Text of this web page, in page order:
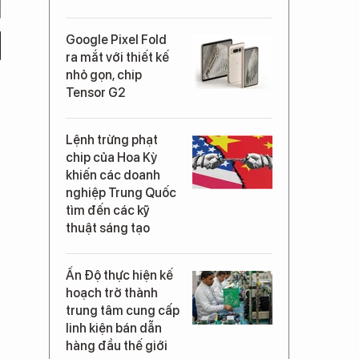
Google Pixel Fold
ra mắt với thiết kế
nhỏ gọn, chip
Tensor G2
Lệnh trừng phạt
chip của Hoa Kỳ
khiến các doanh
nghiệp Trung Quốc
tìm đến các kỹ
thuật sáng tạo
Ấn Độ thực hiện kế
hoạch trở thành
trung tâm cung cấp
linh kiện bán dẫn
hàng đầu thế giới